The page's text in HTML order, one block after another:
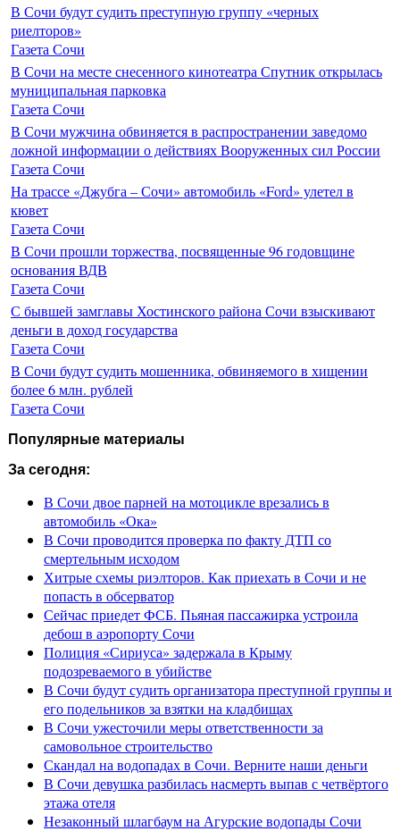
В Сочи будут судить преступную группу «черных
риелторов»
Газета Сочи
В Сочи на месте снесенного кинотеатра Спутник открылась
муниципальная парковка
Газета Сочи
В Сочи мужчина обвиняется в распространении заведомо
ложной информации о действиях Вооруженных сил России
Газета Сочи
На трассе «Джубга – Сочи» автомобиль «Ford» улетел в
кювет
Газета Сочи
В Сочи прошли торжества, посвященные 96 годовщине
основания ВДВ
Газета Сочи
С бывшей замглавы Хостинского района Сочи взыскивают
деньги в доход государства
Газета Сочи
В Сочи будут судить мошенника, обвиняемого в хищении
более 6 млн. рублей
Газета Сочи
Популярные материалы
За сегодня:
В Сочи двое парней на мотоцикле врезались в
автомобиль «Ока»
В Сочи проводится проверка по факту ДТП со
смертельным исходом
Хитрые схемы риэлторов. Как приехать в Сочи и не
попасть в обсерватор
Сейчас приедет ФСБ. Пьяная пассажирка устроила
дебош в аэропорту Сочи
Полиция «Сириуса» задержала в Крыму
подозреваемого в убийстве
В Сочи будут судить организатора преступной группы и
его подельников за взятки на кладбищах
В Сочи ужесточили меры ответственности за
самовольное строительство
Скандал на водопадах в Сочи. Верните наши деньги
В Сочи девушка разбилась насмерть выпав с четвёртого
этажа отеля
Незаконный шлагбаум на Агурские водопады Сочи